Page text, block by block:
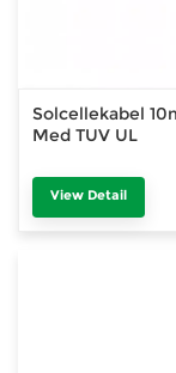
Solcellekabel
Med TUV UL
View Detail